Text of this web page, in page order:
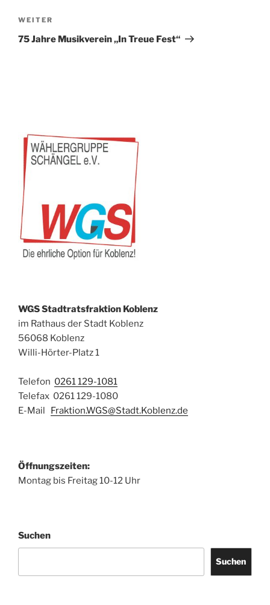
Nächster
Beitrag
WEITER
75 Jahre Musikverein „In Treue Fest“
WGS Stadtratsfraktion Koblenz
im Rathaus der Stadt Koblenz
56068 Koblenz
Willi-Hörter-Platz 1
Telefon 0261 129-1081
Telefax 0261 129-1080
E-Mail
Fraktion.WGS@Stadt.Koblenz.de
Öffnungszeiten:
Montag bis Freitag 10-12 Uhr
Suchen
Suchen